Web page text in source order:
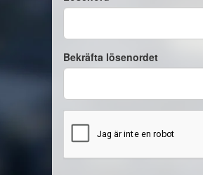
Bekräfta lösenordet